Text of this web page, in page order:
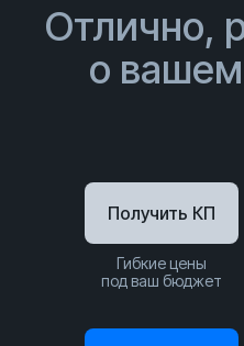
Отлично,
о
Получить КП
Гибкие цены
под ваш бюджет